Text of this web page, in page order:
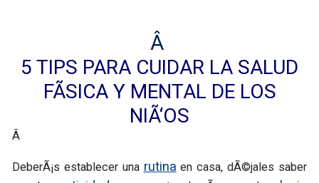
Â
5 TIPS PARA CUIDAR LA SALUD
FÃSICA Y MENTAL DE LOS
NIÃ‘OS
Â
DeberÃ¡s establecer una rutina en casa, dÃ©jales saber